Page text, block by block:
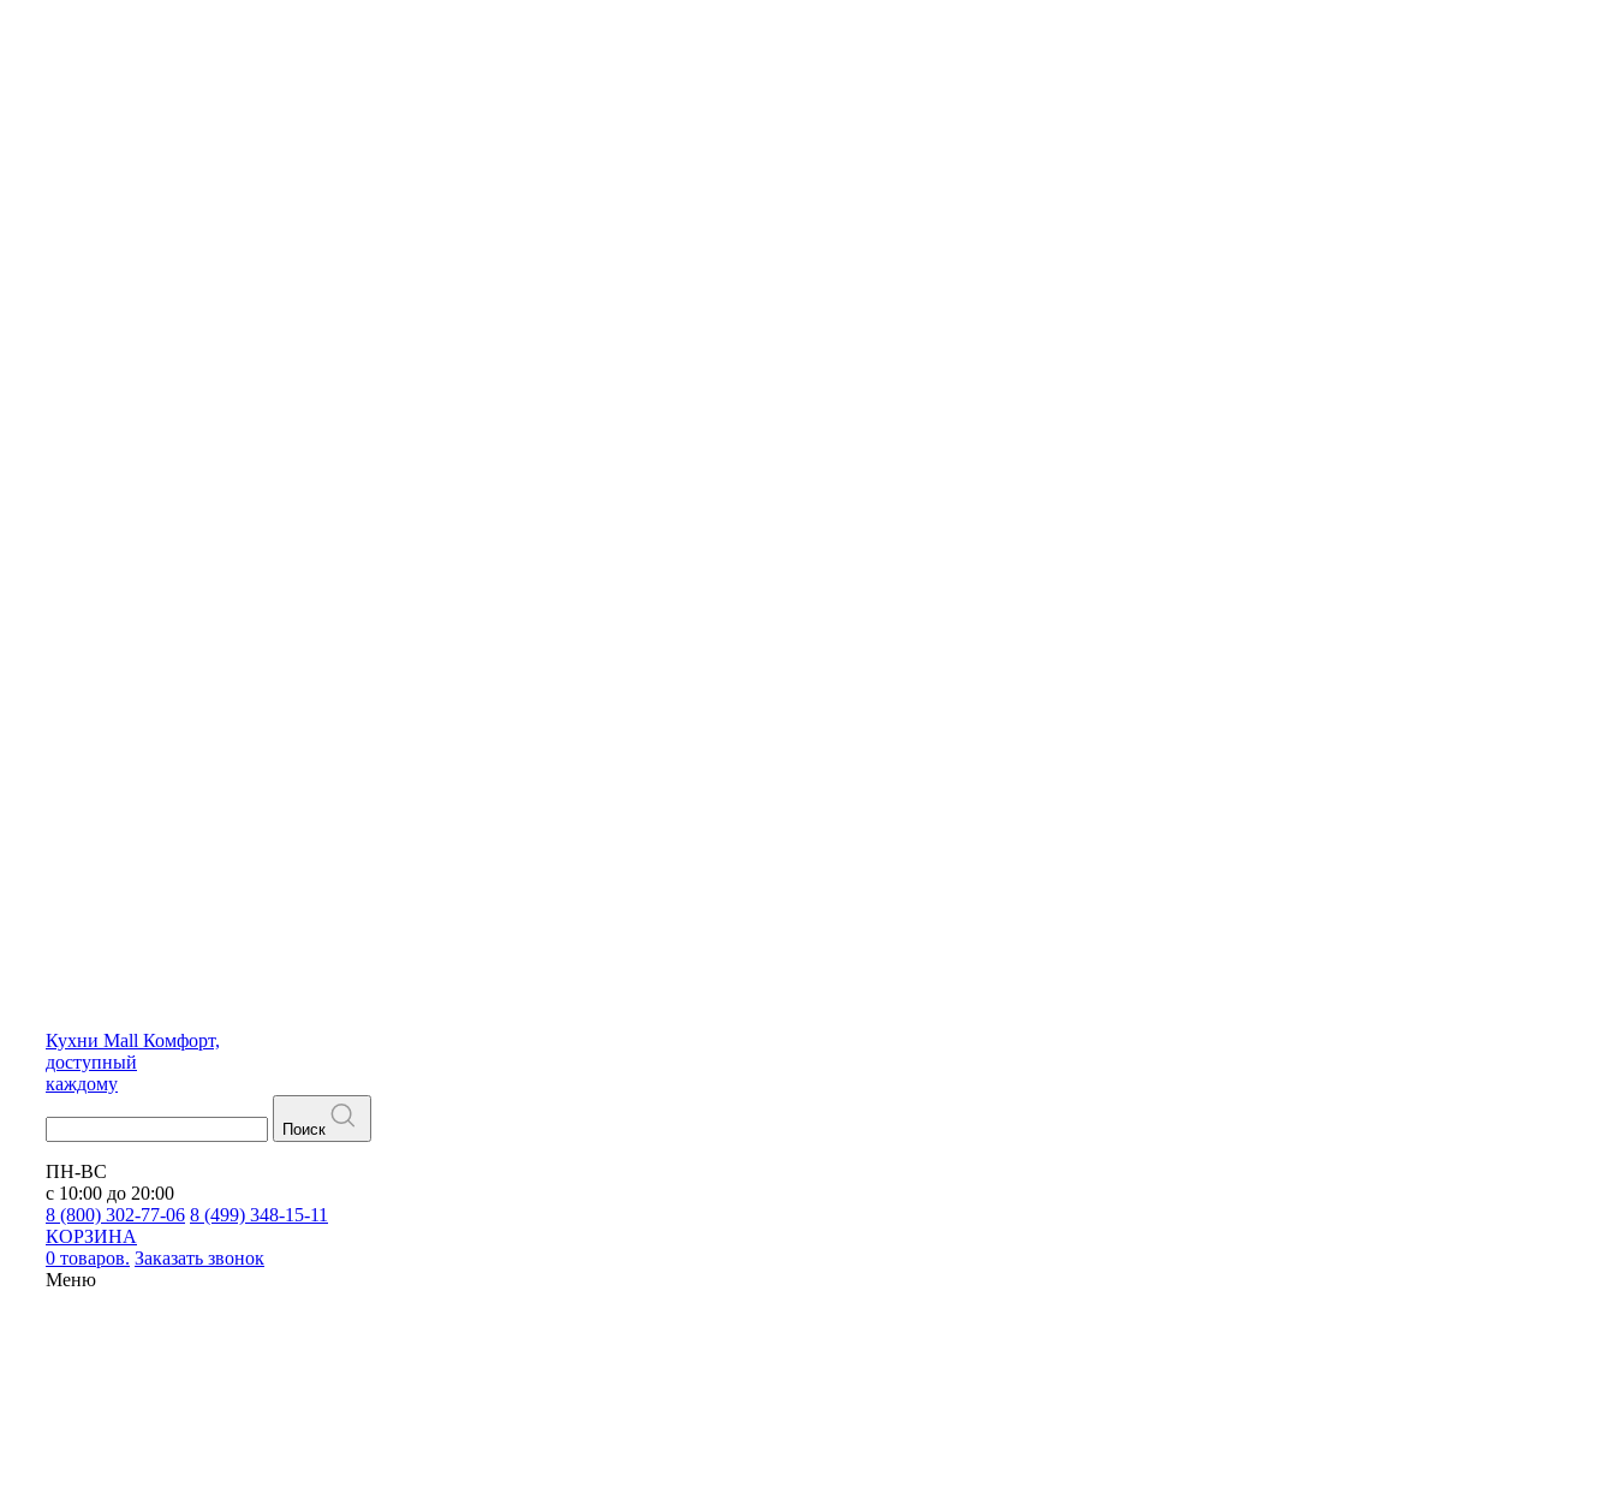
Кухни Mall Комфорт,
доступный
каждому
Поиск
ПН-ВС
с 10:00 до 20:00
8 (800) 302-77-06 8 (499) 348-15-11
КОРЗИНА
0 товаров. Заказать звонок
Меню